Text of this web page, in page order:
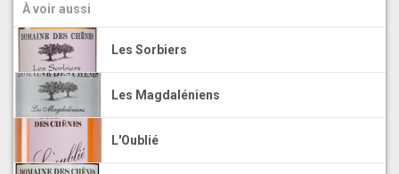
À voir aussi
Les Sorbiers
Les Magdaléniens
L'Oublié